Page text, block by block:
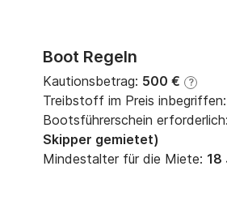
Boot Regeln
Kautionsbetrag: 500 € ?
Treibstoff im Preis inbegriffen:
Bootsführerschein erforderlich:
Skipper gemietet)
Mindestalter für die Miete: 18